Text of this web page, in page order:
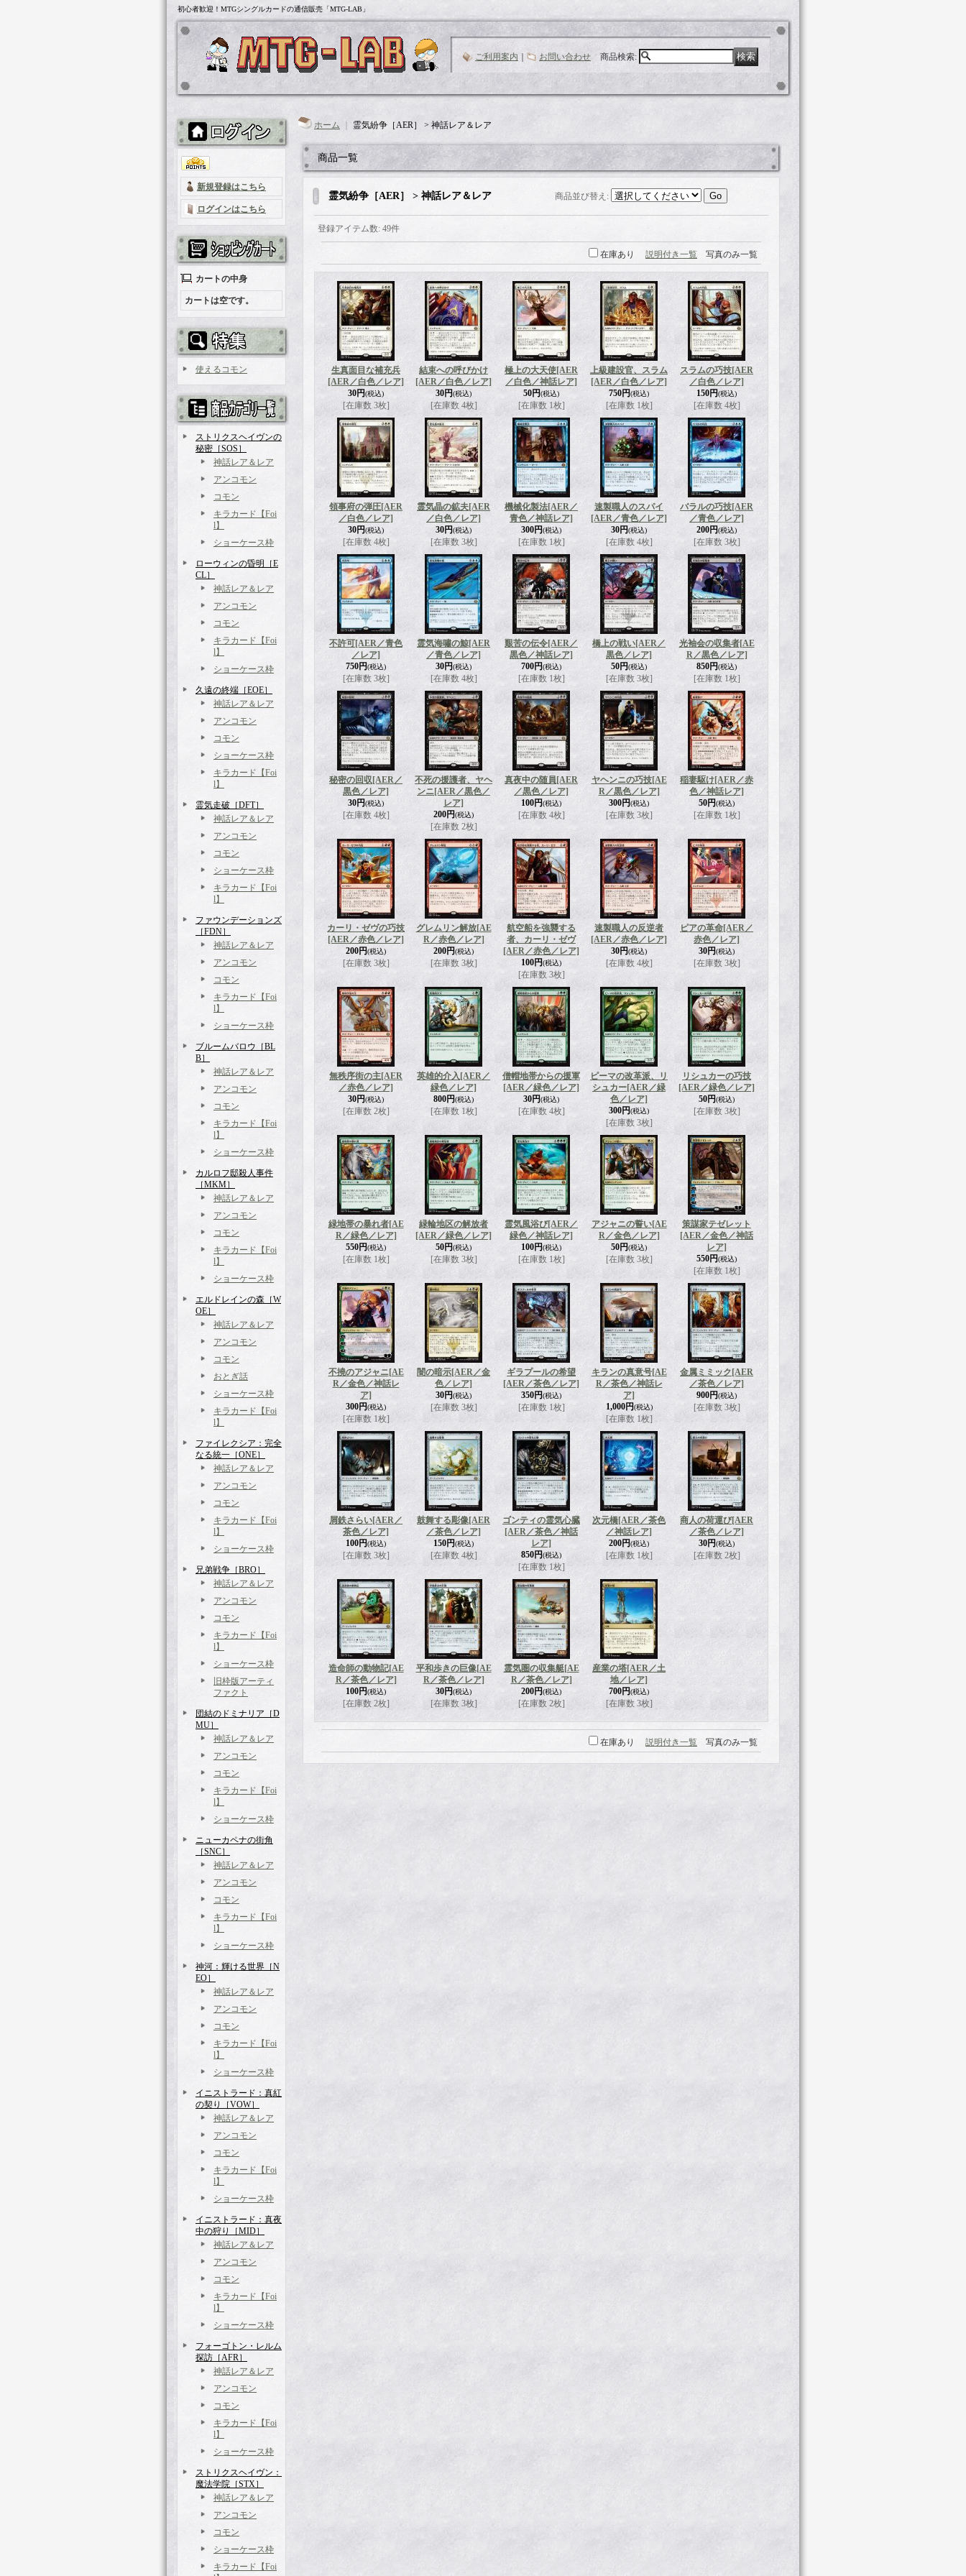
初心者歓迎！MTGシングルカードの通信販売「MTG-LAB」
ご利用案内 お問い合わせ 商品検索:
新規登録はこちら
ログインはこちら
カートの中身
カートは空です。
使えるコモン
ストリクスヘイヴンの
秘密［SOS］
神話レア＆レア
アンコモン
コモン
キラカード【Foi
l】
ショーケース枠
ローウィンの昏明［E
CL］
神話レア＆レア
アンコモン
コモン
キラカード【Foi
l】
ショーケース枠
久遠の終端［EOE］
神話レア＆レア
アンコモン
コモン
ショーケース枠
キラカード【Foi
l】
霊気走破［DFT］
神話レア＆レア
アンコモン
コモン
ショーケース枠
キラカード【Foi
l】
ファウンデーションズ
［FDN］
神話レア＆レア
アンコモン
コモン
キラカード【Foi
l】
ショーケース枠
ブルームバロウ［BL
B］
神話レア＆レア
アンコモン
コモン
キラカード【Foi
l】
ショーケース枠
カルロフ邸殺人事件
［MKM］
神話レア＆レア
アンコモン
コモン
キラカード【Foi
l】
ショーケース枠
エルドレインの森［W
OE］
神話レア＆レア
アンコモン
コモン
おとぎ話
ショーケース枠
キラカード【Foi
l】
ファイレクシア：完全
なる統一［ONE］
神話レア＆レア
アンコモン
コモン
キラカード【Foi
l】
ショーケース枠
兄弟戦争［BRO］
神話レア＆レア
アンコモン
コモン
キラカード【Foi
l】
ショーケース枠
旧枠版アーティ
ファクト
団結のドミナリア［D
MU］
神話レア＆レア
アンコモン
コモン
キラカード【Foi
l】
ショーケース枠
ニューカペナの街角
［SNC］
神話レア＆レア
アンコモン
コモン
キラカード【Foi
l】
ショーケース枠
神河：輝ける世界［N
EO］
神話レア＆レア
アンコモン
コモン
キラカード【Foi
l】
ショーケース枠
イニストラード：真紅
の契り［VOW］
神話レア＆レア
アンコモン
コモン
キラカード【Foi
l】
ショーケース枠
イニストラード：真夜
中の狩り［MID］
神話レア＆レア
アンコモン
コモン
キラカード【Foi
l】
ショーケース枠
フォーゴトン・レルム
探訪［AFR］
神話レア＆レア
アンコモン
コモン
キラカード【Foi
l】
ショーケース枠
ストリクスヘイヴン：
魔法学院［STX］
神話レア＆レア
アンコモン
コモン
ショーケース枠
キラカード【Foi
ホーム 霊気紛争［AER］ > 神話レア＆レア
商品一覧
霊気紛争［AER］ > 神話レア＆レア 商品並び替え :
登録アイテム数: 49件
在庫あり 説明付き一覧 写真のみ一覧
生真面目な補充兵
[AER／白色／レア]
30円(税込)
[在庫数 3枚]
結束への呼びかけ
[AER／白色／レア]
30円(税込)
[在庫数 4枚]
極上の大天使[AER
／白色／神話レア]
50円(税込)
[在庫数 1枚]
上級建設官、スラム
[AER／白色／レア]
750円(税込)
[在庫数 1枚]
スラムの巧技[AER
／白色／レア]
150円(税込)
[在庫数 4枚]
領事府の弾圧[AER
／白色／レア]
30円(税込)
[在庫数 4枚]
霊気晶の鉱夫[AER
／白色／レア]
30円(税込)
[在庫数 3枚]
機械化製法[AER／
青色／神話レア]
300円(税込)
[在庫数 1枚]
速製職人のスパイ
[AER／青色／レア]
30円(税込)
[在庫数 4枚]
バラルの巧技[AER
／青色／レア]
200円(税込)
[在庫数 3枚]
不許可[AER／青色
／レア]
750円(税込)
[在庫数 3枚]
霊気海嘯の鯨[AER
／青色／レア]
30円(税込)
[在庫数 4枚]
艱苦の伝令[AER／
黒色／神話レア]
700円(税込)
[在庫数 1枚]
橋上の戦い[AER／
黒色／レア]
50円(税込)
[在庫数 3枚]
光袖会の収集者[AE
R／黒色／レア]
850円(税込)
[在庫数 1枚]
秘密の回収[AER／
黒色／レア]
30円(税込)
[在庫数 4枚]
不死の援護者、ヤヘ
ンニ[AER／黒色／
レア]
200円(税込)
[在庫数 2枚]
真夜中の随員 [AER
／黒色／レア]
100円(税込)
[在庫数 4枚]
ヤヘンニの巧技[AE
R／黒色／レア]
300円(税込)
[在庫数 3枚]
稲妻駆け[AER／赤
色／神話レア]
50円(税込)
[在庫数 1枚]
カーリ・ゼヴの巧技
[AER／赤色／レア]
200円(税込)
[在庫数 3枚]
グレムリン解放[AE
R／赤色／レア]
200円(税込)
[在庫数 3枚]
航空船を強襲する
者、カーリ・ゼヴ
[AER／赤色／レア]
100円(税込)
[在庫数 3枚]
速製職人の反逆者
[AER／赤色／レア]
30円(税込)
[在庫数 4枚]
ピアの革命[AER／
赤色／レア]
30円(税込)
[在庫数 3枚]
無秩序街の主[AER
／赤色／レア]
30円(税込)
[在庫数 2枚]
英雄的介入 [AER／
緑色／レア]
800円(税込)
[在庫数 1枚]
僧帽地帯からの援軍
[AER／緑色／レア]
30円(税込)
[在庫数 4枚]
ピーマの改革派、リ
シュカー[AER／緑
色／レア]
300円(税込)
[在庫数 3枚]
リシュカーの巧技
[AER／緑色／レア]
50円(税込)
[在庫数 3枚]
緑地帯の暴れ者[AE
R／緑色／レア]
550円(税込)
[在庫数 1枚]
緑輪地区の解放者
[AER／緑色／レア]
50円(税込)
[在庫数 3枚]
霊気風浴び[AER／
緑色／神話レア]
100円(税込)
[在庫数 1枚]
アジャニの誓い[AE
R／金色／レア]
50円(税込)
[在庫数 3枚]
策謀家テゼレット
[AER／金色／神話
レア]
550円(税込)
[在庫数 1枚]
不撓のアジャニ[AE
R／金色／神話レ
ア]
300円(税込)
[在庫数 1枚]
闇の暗示[AER／金
色／レア]
30円(税込)
[在庫数 3枚]
ギラプールの希望
[AER／茶色／レア]
350円(税込)
[在庫数 1枚]
キランの真意号[AE
R／茶色／神話レ
ア]
1,000円(税込)
[在庫数 1枚]
金属ミミック [AER
／茶色／レア]
900円(税込)
[在庫数 3枚]
屑鉄さらい[AER／
茶色／レア]
100円(税込)
[在庫数 3枚]
鼓舞する彫像[AER
／茶色／レア]
150円(税込)
[在庫数 4枚]
ゴンティの霊気心臓
[AER／茶色／神話
レア]
850円(税込)
[在庫数 1枚]
次元橋[AER／茶色
／神話レア]
200円(税込)
[在庫数 1枚]
商人の荷運び[AER
／茶色／レア]
30円(税込)
[在庫数 2枚]
造命師の動物記[AE
R／茶色／レア]
100円(税込)
[在庫数 2枚]
平和歩きの巨像[AE
R／茶色／レア]
30円(税込)
[在庫数 3枚]
霊気圏の収集艇[AE
R／茶色／レア]
200円(税込)
[在庫数 2枚]
産業の塔[AER／土
地／レア]
700円(税込)
[在庫数 3枚]
在庫あり 説明付き一覧 写真のみ一覧